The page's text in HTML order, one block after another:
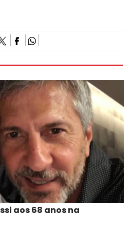
aos 68 anos na